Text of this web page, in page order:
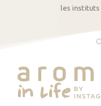
les instituts